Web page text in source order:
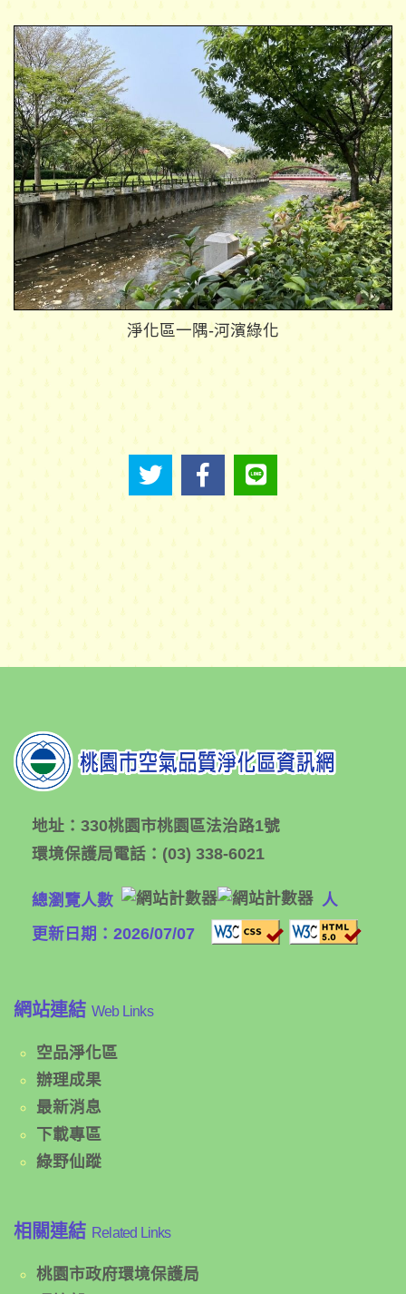
淨化區一隅-河濱綠化
地址： 330桃園市桃園區法治路1號
環境保護局電話： (03) 338-6021
總瀏覽人數
人
更新日期：2026/07/07
網站連結 Web Links
空品淨化區
辦理成果
最新消息
下載專區
綠野仙蹤
相關連結 Related Links
桃園市政府環境保護局